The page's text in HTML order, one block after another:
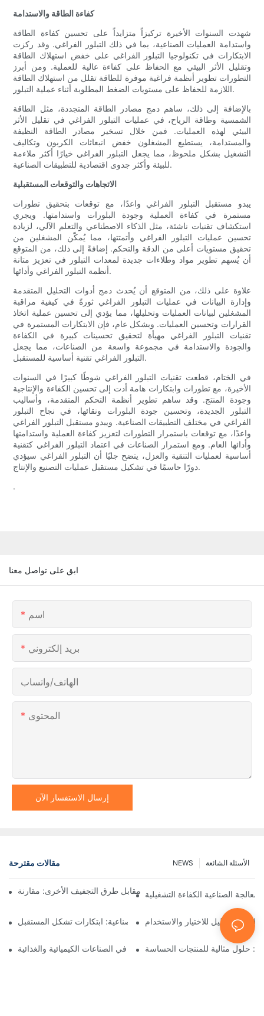
كفاءة الطاقة والاستدامة
شهدت السنوات الأخيرة تركيزاً متزايداً على تحسين كفاءة الطاقة
واستدامة العمليات الصناعية، بما في ذلك التبلور الفراغي. وقد ركزت
الابتكارات في تكنولوجيا التبلور الفراغي على خفض استهلاك الطاقة
وتقليل الأثر البيئي مع الحفاظ على كفاءة عالية للعملية. ومن أبرز
التطورات تطوير أنظمة فراغية موفرة للطاقة تقلل من استهلاك الطاقة
اللازمة للحفاظ على مستويات الضغط المطلوبة أثناء عملية التبلور.
بالإضافة إلى ذلك، ساهم دمج مصادر الطاقة المتجددة، مثل الطاقة
الشمسية وطاقة الرياح، في عمليات التبلور الفراغي في تقليل الأثر
البيئي لهذه العمليات. فمن خلال تسخير مصادر الطاقة النظيفة
والمستدامة، يستطيع المشغلون خفض انبعاثات الكربون وتكاليف
التشغيل بشكل ملحوظ، مما يجعل التبلور الفراغي خيارًا أكثر ملاءمة
للبيئة وأكثر جدوى اقتصادية للتطبيقات الصناعية.
الاتجاهات والتوقعات المستقبلية
يبدو مستقبل التبلور الفراغي واعدًا، مع توقعات بتحقيق تطورات
مستمرة في كفاءة العملية وجودة البلورات واستدامتها. ويجري
استكشاف تقنيات ناشئة، مثل الذكاء الاصطناعي والتعلم الآلي، لزيادة
تحسين عمليات التبلور الفراغي وأتمتتها، مما يُمكّن المشغلين من
تحقيق مستويات أعلى من الدقة والتحكم. إضافةً إلى ذلك، من المتوقع
أن يُسهم تطوير مواد وطلاءات جديدة لمعدات التبلور في تعزيز متانة
أنظمة التبلور الفراغي وأدائها.
علاوة على ذلك، من المتوقع أن يُحدث دمج أدوات التحليل المتقدمة
وإدارة البيانات في عمليات التبلور الفراغي ثورةً في كيفية مراقبة
المشغلين لبيانات العمليات وتحليلها، مما يؤدي إلى تحسين عملية اتخاذ
القرارات وتحسين العمليات. وبشكل عام، فإن الابتكارات المستمرة في
تقنيات التبلور الفراغي مهيأة لتحقيق تحسينات كبيرة في الكفاءة
والجودة والاستدامة في مجموعة واسعة من الصناعات، مما يجعل
التبلور الفراغي تقنية أساسية للمستقبل.
في الختام، قطعت تقنيات التبلور الفراغي شوطًا كبيرًا في السنوات
الأخيرة، مع تطورات وابتكارات هامة أدت إلى تحسين الكفاءة والإنتاجية
وجودة المنتج. وقد ساهم تطوير أنظمة التحكم المتقدمة، وأساليب
التبلور الجديدة، وتحسين جودة البلورات ونقائها، في نجاح التبلور
الفراغي في مختلف التطبيقات الصناعية. ويبدو مستقبل التبلور الفراغي
واعدًا، مع توقعات باستمرار التطورات لتعزيز كفاءة العملية واستدامتها
وأدائها العام. ومع استمرار الصناعات في اعتماد التبلور الفراغي كتقنية
أساسية لعمليات التنقية والعزل، يتضح جليًا أن التبلور الفراغي سيؤدي
دورًا حاسمًا في تشكيل مستقبل عمليات التصنيع والإنتاج.
.
ابق على تواصل معنا
اسم
بريد إلكتروني
الهاتف/واتساب
المحتوى
إرسال الاستفسار الآن
مقالات مقترحة الأسئلة الشائعة NEWS
نوتش المرشحة ذات المحرك مقابل طرق التجفيف الأخرى: مقارنة
الصناعية الكفاءة التشغيلية
معدات العمليات الصناعية: ابتكارات تشكل المستقبل
دليل للاختيار والاستخدام
مرشحات نوتشه للضغط: تطبيقات في الصناعات الكيميائية والغذائية
حلول مثالية للمنتجات الحساسة